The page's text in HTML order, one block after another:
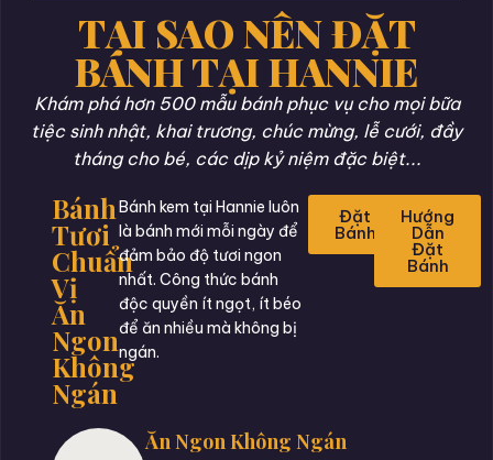
TẠI SAO NÊN ĐẶT
BÁNH TẠI HANNIE
Khám phá hơn 500 mẫu bánh phục vụ cho mọi bữa
tiệc sinh nhật, khai trương, chúc mừng, lễ cưới, đầy
tháng cho bé, các dịp kỷ niệm đặc biệt...
Bánh
Tươi
Chuẩn
Vị
Ăn
Ngon
Không
Ngán
Bánh kem tại Hannie luôn
là bánh mới mỗi ngày để
đảm bảo độ tươi ngon
nhất. Công thức bánh
độc quyền ít ngọt, ít béo
để ăn nhiều mà không bị
ngán.
Đặt
Bánh
Hướng
Dẫn
Đặt
Bánh
Ăn Ngon Không Ngán